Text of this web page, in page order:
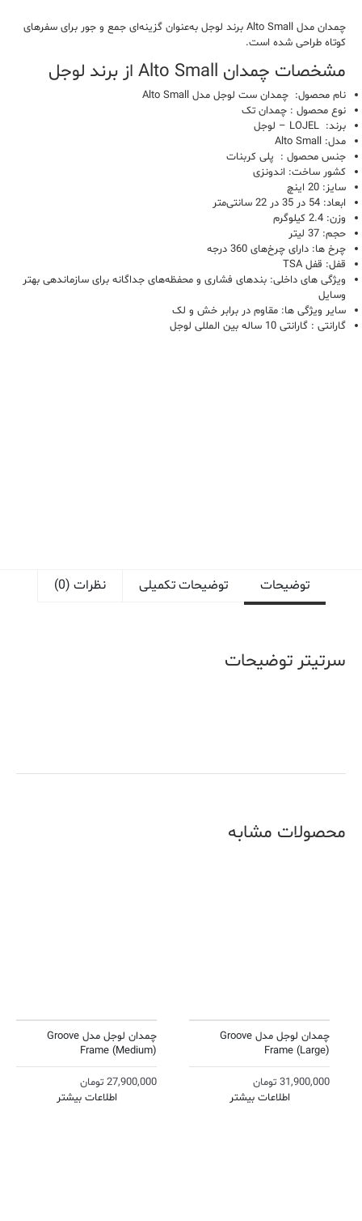
چمدان مدل Alto Small برند لوجل به‌عنوان گزینه‌ای جمع و جور برای سفرهای
کوتاه طراحی شده است.
مشخصات چمدان Alto Small از برند لوجل
نام محصول: چمدان ست لوجل مدل Alto Small
نوع محصول : چمدان تک
برند: LOJEL – لوجل
مدل: Alto Small
جنس محصول : پلی کربنات
کشور ساخت: اندونزی
سایز: 20 اینچ
ابعاد: 54 در 35 در 22 سانتی‌متر
وزن: 2.4 کیلوگرم
حجم: 37 لیتر
چرخ ها: دارای چرخ‌های 360 درجه
قفل: قفل TSA
ویژگی های داخلی: بندهای فشاری و محفظه‌های جداگانه برای سازماندهی بهتر
وسایل
سایر ویژگی ها: مقاوم در برابر خش و لک
گارانتی : گارانتی 10 ساله بین المللی لوجل
توضیحات توضیحات تکمیلی نظرات (0)
سرتیتر توضیحات
محصولات مشابه
چمدان لوجل مدل Groove
Frame (Large)
31,900,000 تومان
اطلاعات بیشتر
چمدان لوجل مدل Groove
Frame (Medium)
27,900,000 تومان
اطلاعات بیشتر